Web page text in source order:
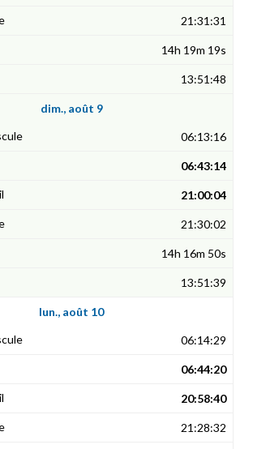
21:31:31
14h 19m 19s
13:51:48
dim., août 9
06:13:16
06:43:14
21:00:04
21:30:02
14h 16m 50s
13:51:39
lun., août 10
06:14:29
06:44:20
20:58:40
21:28:32